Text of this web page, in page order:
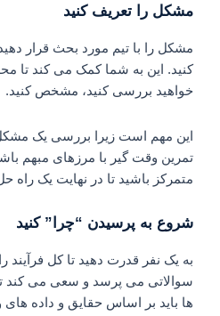
مشکل را تعریف کنید
مشکل را با تیم مورد بحث قرار
کنید. این به شما کمک می کند تا
خواهید بررسی کنید، مشخص کنید.
این مهم است زیرا بررسی یک
تمرین وقت گیر با مرزهای مبهم
متمرکز باشید تا در نهایت یک راه حل
شروع به پرسیدن “چرا” کنید
به یک نفر قدرت دهید تا کل فرآیند
سوالاتی می پرسد و سعی می کند
ها باید بر اساس حقایق و داده